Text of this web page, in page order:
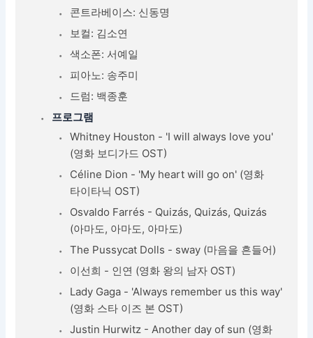
콘트라베이스: 신동명
보컬: 김소연
색소폰: 서예일
피아노: 송주미
드럼: 백종훈
프로그램
Whitney Houston - 'I will always love you'
(영화 보디가드 OST)
Céline Dion - 'My heart will go on' (영화
타이타닉 OST)
Osvaldo Farrés - Quizás, Quizás, Quizás
(아마도, 아마도, 아마도)
The Pussycat Dolls - sway (마음을 흔들어)
이선희 - 인연 (영화 왕의 남자 OST)
Lady Gaga - 'Always remember us this way'
(영화 스타 이즈 본 OST)
Justin Hurwitz - Another day of sun (영화